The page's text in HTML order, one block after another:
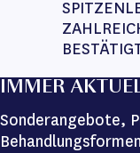
IMMER
Sonderangebote,